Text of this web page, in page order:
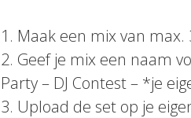
1. Maak een mix van max.
2. Geef je mix een naam
Party – DJ Contest – *je
3. Upload de set op je